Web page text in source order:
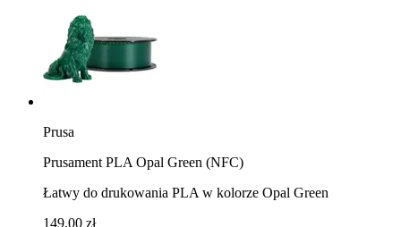
Prusa
Prusament PLA Opal Green (NFC)
Łatwy do drukowania PLA w kolorze Opal Green
149,00 zł